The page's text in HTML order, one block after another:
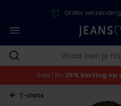
Gratis
Sale | Nu 25% korting
T-shirts